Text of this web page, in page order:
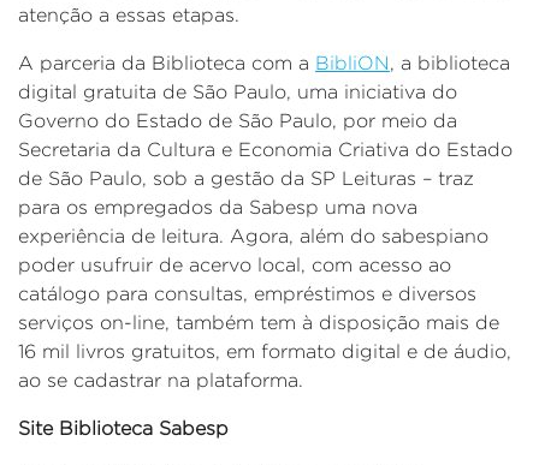
atenção a essas etapas.
A parceria da Biblioteca com a BibliON, a biblioteca
digital gratuita de São Paulo, uma iniciativa do
Governo do Estado de São Paulo, por meio da
Secretaria da Cultura e Economia Criativa do Estado
de São Paulo, sob a gestão da SP Leituras – traz
para os empregados da Sabesp uma nova
experiência de leitura. Agora, além do sabespiano
poder usufruir de acervo local, com acesso ao
catálogo para consultas, empréstimos e diversos
serviços on-line, também tem à disposição mais de
16 mil livros gratuitos, em formato digital e de áudio,
ao se cadastrar na plataforma.
Site Biblioteca Sabesp